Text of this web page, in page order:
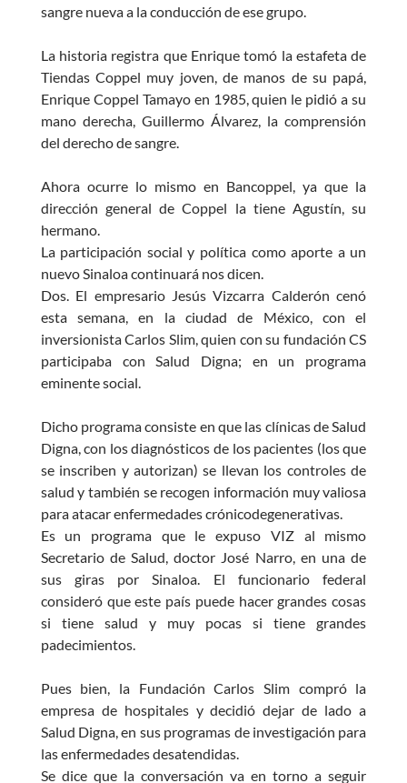
sangre nueva a la conducción de ese grupo.
La historia registra que Enrique tomó la estafeta de
Tiendas Coppel muy joven, de manos de su papá,
Enrique Coppel Tamayo en 1985, quien le pidió a su
mano derecha, Guillermo Álvarez, la comprensión
del derecho de sangre.
Ahora ocurre lo mismo en Bancoppel, ya que la
dirección general de Coppel la tiene Agustín, su
hermano.
La participación social y política como aporte a un
nuevo Sinaloa continuará nos dicen.
Dos. El empresario Jesús Vizcarra Calderón cenó
esta semana, en la ciudad de México, con el
inversionista Carlos Slim, quien con su fundación CS
participaba con Salud Digna; en un programa
eminente social.
Dicho programa consiste en que las clínicas de Salud
Digna, con los diagnósticos de los pacientes (los que
se inscriben y autorizan) se llevan los controles de
salud y también se recogen información muy valiosa
para atacar enfermedades crónicodegenerativas.
Es un programa que le expuso VIZ al mismo
Secretario de Salud, doctor José Narro, en una de
sus giras por Sinaloa. El funcionario federal
consideró que este país puede hacer grandes cosas
si tiene salud y muy pocas si tiene grandes
padecimientos.
Pues bien, la Fundación Carlos Slim compró la
empresa de hospitales y decidió dejar de lado a
Salud Digna, en sus programas de investigación para
las enfermedades desatendidas.
Se dice que la conversación va en torno a seguir